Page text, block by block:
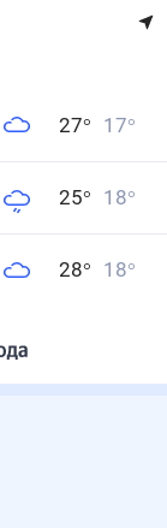
27° 17°
25° 18°
28° 18°